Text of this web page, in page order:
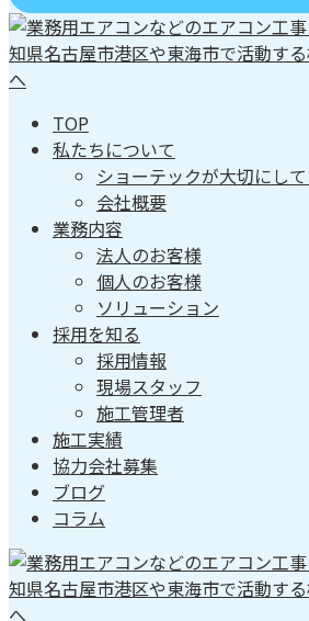
TOP
私たちについて
ショーテックが大切にし
会社概要
業務内容
法人のお客様
個人のお客様
ソリューション
採用を知る
採用情報
現場スタッフ
施工管理者
施工実績
協力会社募集
ブログ
コラム